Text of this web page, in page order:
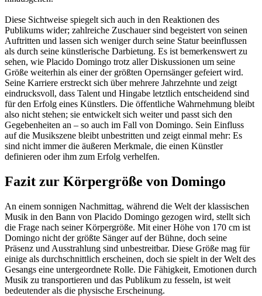
Diese Sichtweise spiegelt sich auch in den Reaktionen des
Publikums wider; zahlreiche Zuschauer sind begeistert von seinen
Auftritten und lassen sich weniger durch seine Statur beeinflussen
als durch seine künstlerische Darbietung. Es ist bemerkenswert zu
sehen, wie Placido Domingo trotz aller Diskussionen um seine
Größe weiterhin als einer der größten Opernsänger gefeiert wird.
Seine Karriere erstreckt sich über mehrere Jahrzehnte und zeigt
eindrucksvoll, dass Talent und Hingabe letztlich entscheidend sind
für den Erfolg eines Künstlers. Die öffentliche Wahrnehmung bleibt
also nicht stehen; sie entwickelt sich weiter und passt sich den
Gegebenheiten an – so auch im Fall von Domingo. Sein Einfluss
auf die Musikszene bleibt unbestritten und zeigt einmal mehr: Es
sind nicht immer die äußeren Merkmale, die einen Künstler
definieren oder ihm zum Erfolg verhelfen.
Fazit zur Körpergröße von Domingo
An einem sonnigen Nachmittag, während die Welt der klassischen
Musik in den Bann von Placido Domingo gezogen wird, stellt sich
die Frage nach seiner Körpergröße. Mit einer Höhe von 170 cm ist
Domingo nicht der größte Sänger auf der Bühne, doch seine
Präsenz und Ausstrahlung sind unbestreitbar. Diese Größe mag für
einige als durchschnittlich erscheinen, doch sie spielt in der Welt des
Gesangs eine untergeordnete Rolle. Die Fähigkeit, Emotionen durch
Musik zu transportieren und das Publikum zu fesseln, ist weit
bedeutender als die physische Erscheinung.